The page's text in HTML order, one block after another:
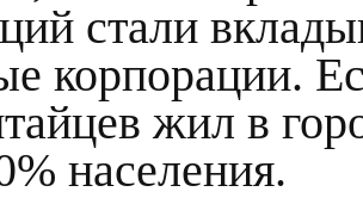
стали
корпорации.
жил в
населения.